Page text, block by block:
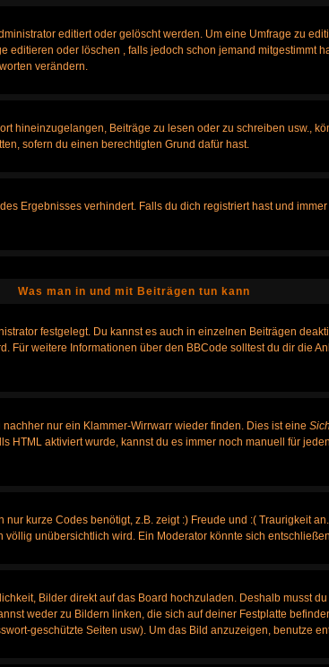
editiert oder gelöscht werden. Um eine Umfrage zu
oder löschen , falls jedoch schon jemand mitgestimmt
verändern.
hineinzugelangen, Beiträge zu lesen oder zu schreiben usw.,
sofern du einen berechtigten Grund dafür hast.
Ergebnisses verhindert. Falls du dich registriert hast und
Was man in und mit Beiträgen tun kann
festgelegt. Du kannst es auch in einzelnen Beiträgen
Für weitere Informationen über den BBCode solltest du dir die
nur ein Klammer-Wirrwarr wieder finden. Dies ist eine
aktiviert wurde, kannst du es immer noch manuell für
kurze Codes benötigt, z.B. zeigt :) Freude und :( Traurigkeit
unübersichtlich wird. Ein Moderator könnte sich
Bilder direkt auf das Board hochzuladen. Deshalb musst
weder zu Bildern linken, die sich auf deiner Festplatte
geschützte Seiten usw). Um das Bild anzuzeigen, benutze